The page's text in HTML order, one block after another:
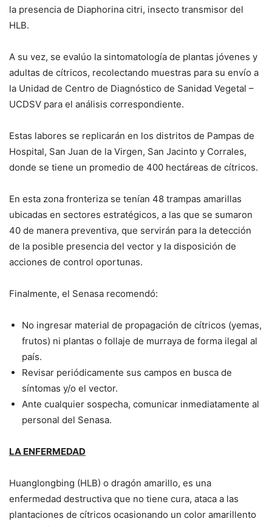
la presencia de Diaphorina citri, insecto transmisor del
HLB.
A su vez, se evalúo la sintomatología de plantas jóvenes y
adultas de cítricos, recolectando muestras para su envío a
la Unidad de Centro de Diagnóstico de Sanidad Vegetal –
UCDSV para el análisis correspondiente.
Estas labores se replicarán en los distritos de Pampas de
Hospital, San Juan de la Virgen, San Jacinto y Corrales,
donde se tiene un promedio de 400 hectáreas de cítricos.
En esta zona fronteriza se tenían 48 trampas amarillas
ubicadas en sectores estratégicos, a las que se sumaron
40 de manera preventiva, que servirán para la detección
de la posible presencia del vector y la disposición de
acciones de control oportunas.
Finalmente, el Senasa recomendó:
No ingresar material de propagación de cítricos (yemas,
frutos) ni plantas o follaje de murraya de forma ilegal al
país.
Revisar periódicamente sus campos en busca de
síntomas y/o el vector.
Ante cualquier sospecha, comunicar inmediatamente al
personal del Senasa.
LA ENFERMEDAD
Huanglongbing (HLB) o dragón amarillo, es una
enfermedad destructiva que no tiene cura, ataca a las
plantaciones de cítricos ocasionando un color amarillento